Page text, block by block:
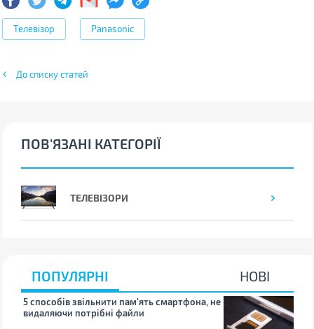
Телевізор Panasonic
До списку статей
ПОВ'ЯЗАНІ КАТЕГОРІЇ
ТЕЛЕВІЗОРИ
ПОПУЛЯРНІ НОВІ
5 способів звільнити пам’ять смартфона, не
видаляючи потрібні файли